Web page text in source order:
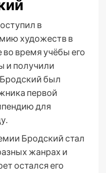
в
художеств в
время учёбы его
и получили
Бродский был
первой
для
Бродский стал
жанрах и
остался его